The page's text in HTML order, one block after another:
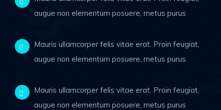

augue non elementum posuere, metus purus

Mauris ullamcorper felis vitae erat. Proin feugiat,
augue non elementum posuere, metus purus

Mauris ullamcorper felis vitae erat. Proin feugiat,
augue non elementum posuere, metus purus